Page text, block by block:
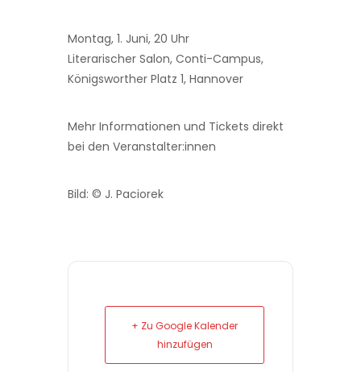
Montag, 1. Juni, 20 Uhr
Literarischer Salon, Conti-Campus,
Königsworther Platz 1, Hannover
Mehr Informationen und Tickets direkt
bei den Veranstalter:innen
Bild: © J. Paciorek
+ Zu Google Kalender
hinzufügen